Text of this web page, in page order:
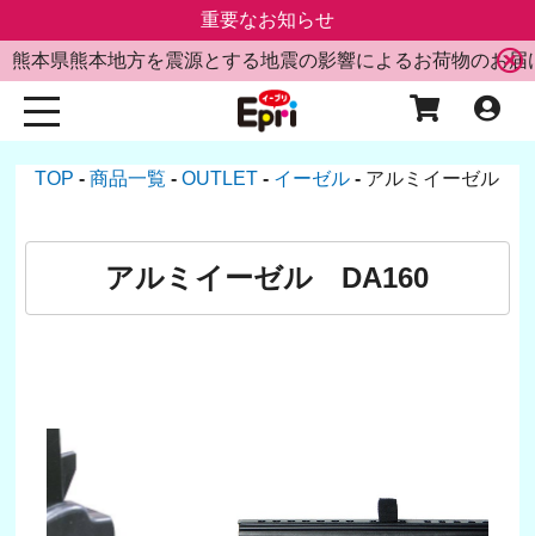
重要なお知らせ
熊本県熊本地方を震源とする地震の影響によるお荷物のお届
TOP 商品一覧 OUTLET イーゼル アルミイーゼル
アルミイーゼル DA160